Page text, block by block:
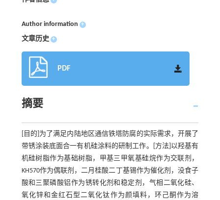
Author information +
文章历史 +
PDF
摘要
[目的]为了满足内陆地区通信铁塔防腐的实际需求，开展了
带锈涂装底面合一有机硅涂料的研制工作。[方法]以羟基有
机硅树脂作为基础树脂，甲基三甲氧基硅烷作为交联剂，
KH570作为偶联剂，二月桂酸二丁基锡作为催化剂，没食子
酸和三聚磷酸铝作为锈转化剂和稳定剂，气相二氧化硅、
氧化锌和金红石型二氧化钛作为颜填料，环己酮作为溶